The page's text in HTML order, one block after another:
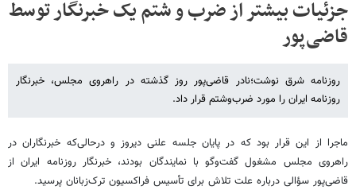
جزئیات بیشتر از ضرب و شتم یک خبرنگار توسط
قاضی‌پور
روزنامه شرق نوشت؛نادر قاضی‌پور روز گذشته در راهروی مجلس، خبرنگار
روزنامه ایران را مورد ضرب‌وشتم قرار داد.
ماجرا از این قرار بود که در پایان جلسه علنی دیروز و درحالی‌که خبرنگاران در
راهروی مجلس مشغول گفت‌وگو با نمایندگان بودند، خبرنگار روزنامه ایران از
قاضی‌پور سؤالی درباره علت تلاش برای تأسیس فراکسیون ترک‌زبانان پرسید.